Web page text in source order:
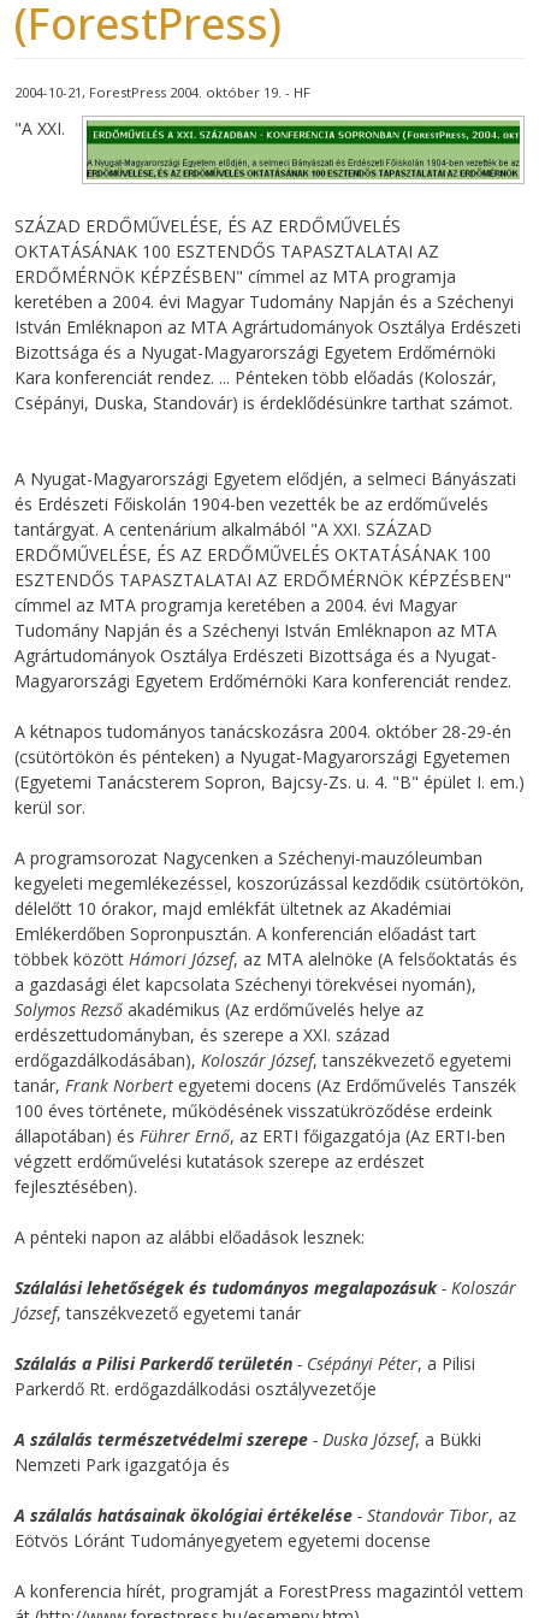
(ForestPress)
2004-10-21 ForestPress 2004. október 19. - HF
"A XXI.
SZÁZAD ERDŐMŰVELÉSE, ÉS AZ ERDŐMŰVELÉS
OKTATÁSÁNAK 100 ESZTENDŐS TAPASZTALATAI AZ
ERDŐMÉRNÖK KÉPZÉSBEN" címmel az MTA programja
keretében a 2004. évi Magyar Tudomány Napján és a Széchenyi
István Emléknapon az MTA Agrártudományok Osztálya Erdészeti
Bizottsága és a Nyugat-Magyarországi Egyetem Erdőmérnöki
Kara konferenciát rendez. ... Pénteken több előadás (Koloszár,
Csépányi, Duska, Standovár) is érdeklődésünkre tarthat számot.
A Nyugat-Magyarországi Egyetem elődjén, a selmeci Bányászati
és Erdészeti Főiskolán 1904-ben vezették be az erdőművelés
tantárgyat. A centenárium alkalmából "A XXI. SZÁZAD
ERDŐMŰVELÉSE, ÉS AZ ERDŐMŰVELÉS OKTATÁSÁNAK 100
ESZTENDŐS TAPASZTALATAI AZ ERDŐMÉRNÖK KÉPZÉSBEN"
címmel az MTA programja keretében a 2004. évi Magyar
Tudomány Napján és a Széchenyi István Emléknapon az MTA
Agrártudományok Osztálya Erdészeti Bizottsága és a Nyugat-
Magyarországi Egyetem Erdőmérnöki Kara konferenciát rendez.
A kétnapos tudományos tanácskozásra 2004. október 28-29-én
(csütörtökön és pénteken) a Nyugat-Magyarországi Egyetemen
(Egyetemi Tanácsterem Sopron, Bajcsy-Zs. u. 4. "B" épület I. em.)
kerül sor.
A programsorozat Nagycenken a Széchenyi-mauzóleumban
kegyeleti megemlékezéssel, koszorúzással kezdődik csütörtökön,
délelőtt 10 órakor, majd emlékfát ültetnek az Akadémiai
Emlékerdőben Sopronpusztán. A konferencián előadást tart
többek között Hámori József, az MTA alelnöke (A felsőoktatás és
a gazdasági élet kapcsolata Széchenyi törekvései nyomán),
Solymos Rezső akadémikus (Az erdőművelés helye az
erdészettudományban, és szerepe a XXI. század
erdőgazdálkodásában), Koloszár József, tanszékvezető egyetemi
tanár, Frank Norbert egyetemi docens (Az Erdőművelés Tanszék
100 éves története, működésének visszatükröződése erdeink
állapotában) és Führer Ernő, az ERTI főigazgatója (Az ERTI-ben
végzett erdőművelési kutatások szerepe az erdészet
fejlesztésében).
A pénteki napon az alábbi előadások lesznek:
Szálalási lehetőségek és tudományos megalapozásuk- Koloszár
József, tanszékvezető egyetemi tanár
Szálalás a Pilisi Parkerdő területén - Csépányi Péter, a Pilisi
Parkerdő Rt. erdőgazdálkodási osztályvezetője
A szálalás természetvédelmi szerepe - Duska József, a Bükki
Nemzeti Park igazgatója és
A szálalás hatásainak ökológiai értékelése - Standovár Tibor, az
Eötvös Lóránt Tudományegyetem egyetemi docense
A konferencia hírét, programját a ForestPress magazintól vettem